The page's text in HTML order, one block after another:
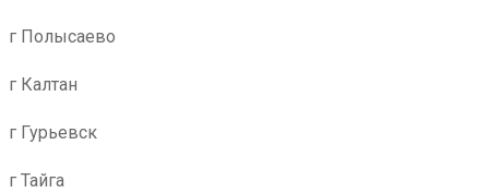
г Полысаево
г Калтан
г Гурьевск
г Тайга